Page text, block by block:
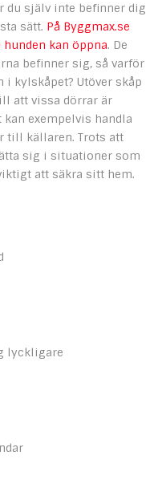
du själv inte befinner dig
sätt. På Byggmax.se
kan öppna. De
befinner sig, så varför
kylskåpet? Utöver skåp
att vissa dörrar är
exempelvis handla
till källaren. Trots att
sig i situationer som
att säkra sitt hem.
lyckligare